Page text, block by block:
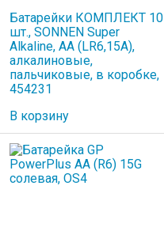
Батарейки КОМПЛЕКТ 10
шт., SONNEN Super
Alkaline, АА (LR6,15А),
алкалиновые,
пальчиковые, в коробке,
454231
В корзину